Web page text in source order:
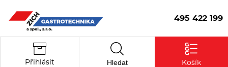
495 422 199
Přihlásit Hledat Košík